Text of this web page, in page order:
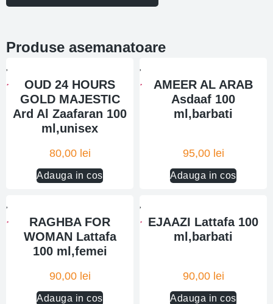
Produse asemanatoare
OUD 24 HOURS
GOLD MAJESTIC
Ard Al Zaafaran 100
ml,unisex
80,00 lei
Adauga in cos
AMEER AL ARAB
Asdaaf 100
ml,barbati
95,00 lei
Adauga in cos
RAGHBA FOR
WOMAN Lattafa
100 ml,femei
90,00 lei
Adauga in cos
EJAAZI Lattafa 100
ml,barbati
90,00 lei
Adauga in cos